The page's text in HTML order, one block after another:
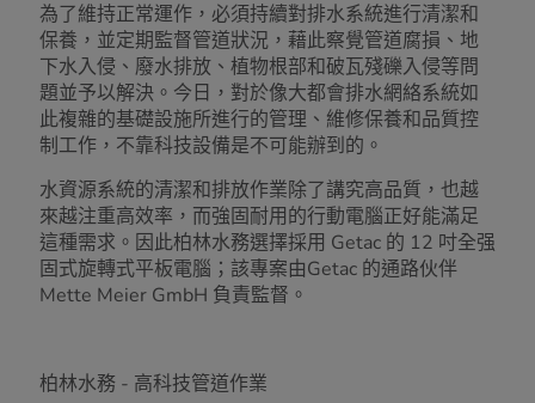
為了維持正常運作，必須持續對排水系統進行清潔和
保養，並定期監督管道狀況，藉此察覺管道腐損、地
下水入侵、廢水排放、植物根部和破瓦殘礫入侵等問
題並予以解決。今日，對於像大都會排水網絡系統如
此複雜的基礎設施所進行的管理、維修保養和品質控
制工作，不靠科技設備是不可能辦到的。
水資源系統的清潔和排放作業除了講究高品質，也越
來越注重高效率，而強固耐用的行動電腦正好能滿足
這種需求。因此柏林水務選擇採用 Getac 的 12 吋全强
固式旋轉式平板電腦；該專案由Getac 的通路伙伴
Mette Meier GmbH 負責監督。
柏林水務 - 高科技管道作業